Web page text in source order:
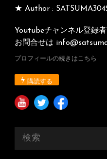
★ Author :
Youtubeチャンネル登録者
お問合せは
プロフィールの続きはこちら
購読する